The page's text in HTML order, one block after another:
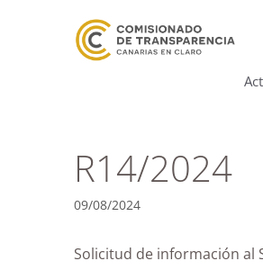
R14/2024
09/08/2024
Solicitud de información